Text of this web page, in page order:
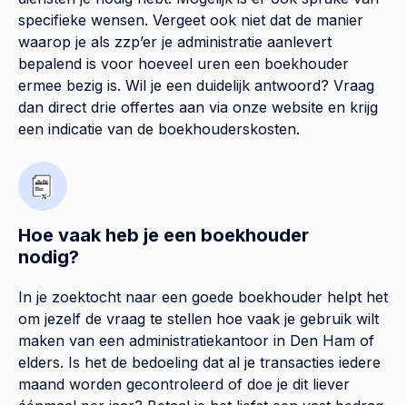
specifieke wensen. Vergeet ook niet dat de manier
waarop je als zzp’er je administratie aanlevert
bepalend is voor hoeveel uren een boekhouder
ermee bezig is. Wil je een duidelijk antwoord? Vraag
dan direct drie offertes aan via onze website en krijg
een indicatie van de boekhouderskosten.
Hoe vaak heb je een boekhouder
nodig?
In je zoektocht naar een goede boekhouder helpt het
om jezelf de vraag te stellen hoe vaak je gebruik wilt
maken van een administratiekantoor in Den Ham of
elders. Is het de bedoeling dat al je transacties iedere
maand worden gecontroleerd of doe je dit liever